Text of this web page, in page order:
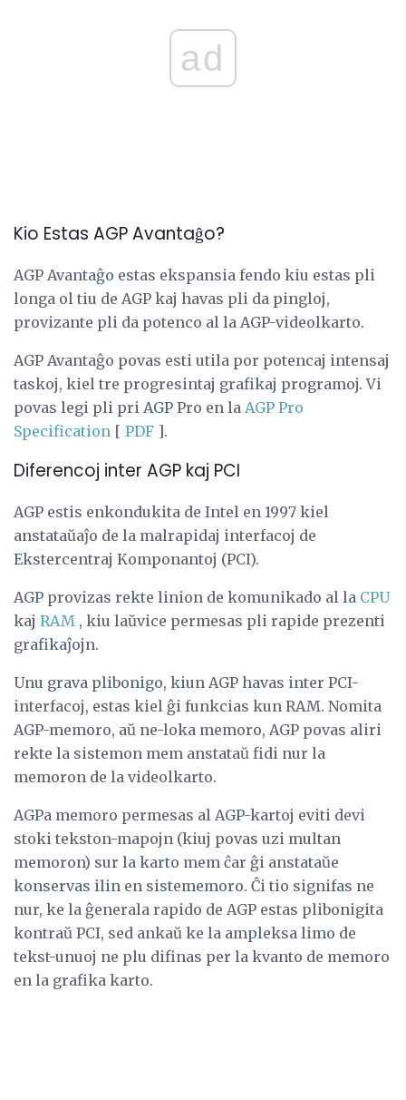
ad
Kio Estas AGP Avantaĝo?
AGP Avantaĝo estas ekspansia fendo kiu estas pli
longa ol tiu de AGP kaj havas pli da pingloj,
provizante pli da potenco al la AGP-videolkarto.
AGP Avantaĝo povas esti utila por potencaj intensaj
taskoj, kiel tre progresintaj grafikaj programoj. Vi
povas legi pli pri AGP Pro en la AGP Pro
Specification [ PDF ].
Diferencoj inter AGP kaj PCI
AGP estis enkondukita de Intel en 1997 kiel
anstataŭaĵo de la malrapidaj interfacoj de
Ekstercentraj Komponantoj (PCI).
AGP provizas rekte linion de komunikado al la CPU
kaj RAM , kiu laŭvice permesas pli rapide prezenti
grafikaĵojn.
Unu grava plibonigo, kiun AGP havas inter PCI-
interfacoj, estas kiel ĝi funkcias kun RAM. Nomita
AGP-memoro, aŭ ne-loka memoro, AGP povas aliri
rekte la sistemon mem anstataŭ fidi nur la
memoron de la videolkarto.
AGPa memoro permesas al AGP-kartoj eviti devi
stoki tekston-mapojn (kiuj povas uzi multan
memoron) sur la karto mem ĉar ĝi anstataŭe
konservas ilin en sistememoro. Ĉi tio signifas ne
nur, ke la ĝenerala rapido de AGP estas plibonigita
kontraŭ PCI, sed ankaŭ ke la ampleksa limo de
tekst-unuoj ne plu difinas per la kvanto de memoro
en la grafika karto.